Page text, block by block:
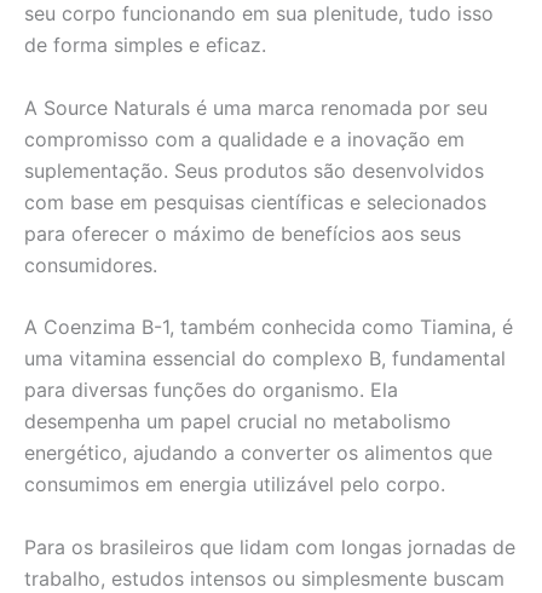
seu corpo funcionando em sua plenitude, tudo isso
de forma simples e eficaz.
A Source Naturals é uma marca renomada por seu
compromisso com a qualidade e a inovação em
suplementação. Seus produtos são desenvolvidos
com base em pesquisas científicas e selecionados
para oferecer o máximo de benefícios aos seus
consumidores.
A Coenzima B-1, também conhecida como Tiamina, é
uma vitamina essencial do complexo B, fundamental
para diversas funções do organismo. Ela
desempenha um papel crucial no metabolismo
energético, ajudando a converter os alimentos que
consumimos em energia utilizável pelo corpo.
Para os brasileiros que lidam com longas jornadas de
trabalho, estudos intensos ou simplesmente buscam